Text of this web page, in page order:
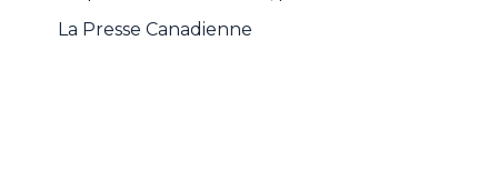
La Presse Canadienne